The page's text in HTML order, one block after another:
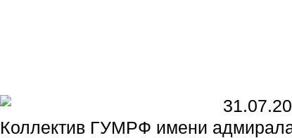
Коллектив ГУМРФ имени